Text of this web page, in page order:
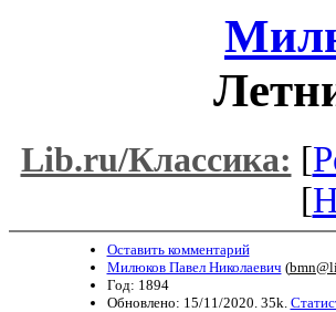
Lib.ru/Классика: [
[
Оставить комментарий
Милюков Павел Николаевич (
Год: 1894
Обновлено: 15/11/2020. 35k.